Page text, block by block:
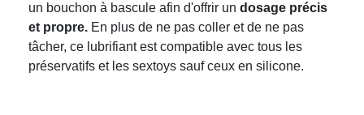
un bouchon à bascule afin d'offrir un dosage précis
et propre. En plus de ne pas coller et de ne pas
tâcher, ce lubrifiant est compatible avec tous les
préservatifs et les sextoys sauf ceux en silicone.